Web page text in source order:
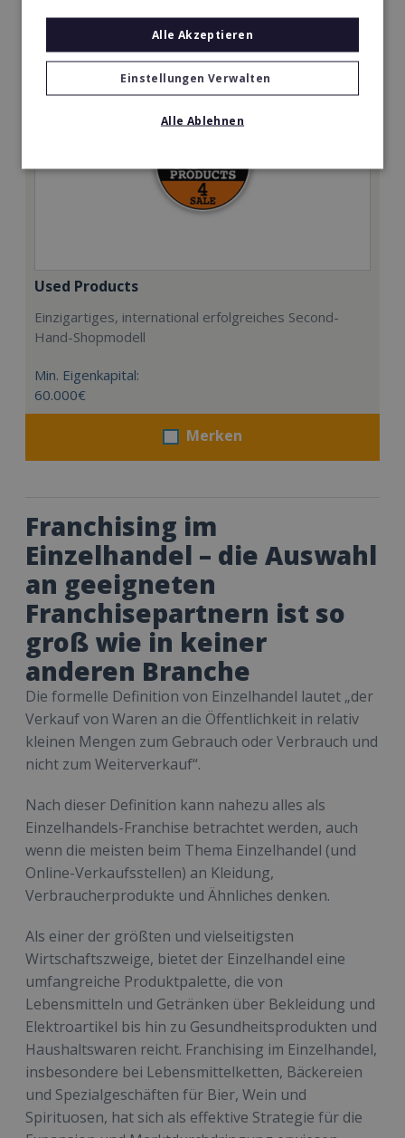
Used Products
Einzigartiges, international erfolgreiches Second-
Hand-Shopmodell
Min. Eigenkapital:
60.000€
Merken
Franchising im
Einzelhandel – die Auswahl
an geeigneten
Franchisepartnern ist so
groß wie in keiner
anderen Branche
Die formelle Definition von Einzelhandel lautet „der
Verkauf von Waren an die Öffentlichkeit in relativ
kleinen Mengen zum Gebrauch oder Verbrauch und
nicht zum Weiterverkauf“.
Nach dieser Definition kann nahezu alles als
Einzelhandels-Franchise betrachtet werden, auch
wenn die meisten beim Thema Einzelhandel (und
Online-Verkaufsstellen) an Kleidung,
Verbraucherprodukte und Ähnliches denken.
Als einer der größten und vielseitigsten
Wirtschaftszweige, bietet der Einzelhandel eine
umfangreiche Produktpalette, die von
Lebensmitteln und Getränken über Bekleidung und
Elektroartikel bis hin zu Gesundheitsprodukten und
Haushaltswaren reicht. Franchising im Einzelhandel,
insbesondere bei Lebensmittelketten, Bäckereien
und Spezialgeschäften für Bier, Wein und
Spirituosen, hat sich als effektive Strategie für die
Alle Akzeptieren
Einstellungen Verwalten
Alle Ablehnen